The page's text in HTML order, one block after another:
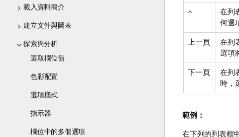
載入資料簡介
建立文件與圖表
探索與分析
選取欄位值
色彩配置
選項樣式
指示器
欄位中的多個選項
↑
在列
何選
上一頁
在列
選項
下一頁
在列
時，
範例：
在下列的列表框